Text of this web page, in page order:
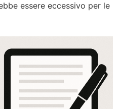
essere eccessivo per le